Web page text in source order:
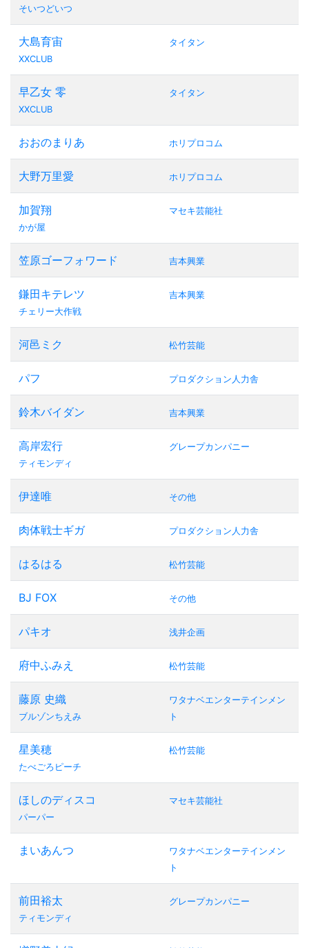
そいつどいつ
大島育宙
XXCLUB
タイタン
早乙女 零
XXCLUB
タイタン
おおのまりあ ホリプロコム
大野万里愛 ホリプロコム
加賀翔
かが屋
マセキ芸能社
笠原ゴーフォワード 吉本興業
鎌田キテレツ
チェリー大作戦
吉本興業
河邑ミク 松竹芸能
パフ プロダクション人力舎
鈴木バイダン 吉本興業
高岸宏行
ティモンディ
グレープカンパニー
伊達唯 その他
肉体戦士ギガ プロダクション人力舎
はるはる 松竹芸能
BJ FOX その他
パキオ 浅井企画
府中ふみえ 松竹芸能
藤原 史織
ブルゾンちえみ
ワタナベエンターテインメン
ト
星美穂
たべごろピーチ
松竹芸能
ほしのディスコ
パーパー
マセキ芸能社
まいあんつ
ワタナベエンターテインメン
ト
前田裕太
ティモンディ
グレープカンパニー